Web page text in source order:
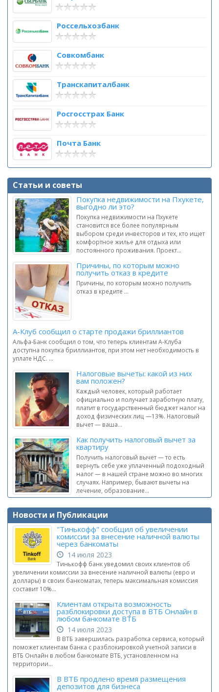
Россельхозбанк
Совкомбанк
Транскапиталбанк
Росгосстрах Банк
Почта Банк
Статьи и советы
Покупка недвижимости на Пхукете,
выгодно ли это?
Покупка недвижимости на Пхукете
становится все более популярным
выбором среди инвесторов и тех, кто ищет
комфортное жилье для отдыха или
постоянного проживания. Проект...
Причины, по которым можно
получить отказ в кредите
Причины, по которым можно получить
отказ в кредите ...
А-Клуб сообщил о старте продажи бриллиантов
Альфа-Банк сообщил о том, что теперь клиентам А-Клуба
доступна покупка бриллиантов, при этом нет необходимость в
уплате НДС. ...
Налоговые вычеты: какой из них
вам положен?
Каждый человек, который работает
официально и получает заработную плату,
платит в государственный бюджет налог на
доход физических лиц —13%. Налоговый
вычет — ваша...
Как получить налоговый вычет за
квартиру
Получить налоговый вычет — то есть
вернуть себе уже уплаченный подоходный
налог — в нашей стране можно во многих
случаях. Например, бывают вычеты на
лечение, образование...
Новости и Публикации
"Тинькофф" сообщил об увеличении
комиссии за внесение наличной валюты
через банкоматы
14 июля 2023
Тинькофф банк уведомил своих клиентов об
увеличении комиссии за внесение наличной валюты (евро и
доллары) в своих банкоматах, теперь максимальная комиссия
составит 10%...
Клиентам открыта возможность
разблокировки доступа в ВТБ Онлайн в
любом банкомате ВТБ
14 июля 2023
В ВТБ завершилась разработка сервиса, который
поможет клиентам банка с разблокировкой учетной записи в
ВТБ Онлайн в любом банкомате ВТБ, установленном на
территории...
В ВТБ продлено время размещения
депозитов для бизнеса